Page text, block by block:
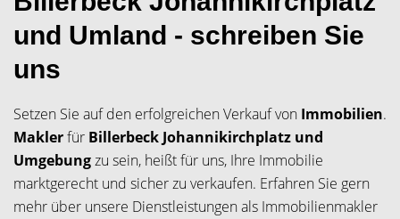
und Umland - schreiben Sie
uns
Setzen Sie auf den erfolgreichen Verkauf von Immobilien.
Maklerfür Billerbeck Johannikirchplatz und
Umgebungzu sein, heißt für uns, Ihre Immobilie
marktgerecht und sicher zu verkaufen. Erfahren Sie gern
mehr über unsere Dienstleistungen als Immobilienmakler